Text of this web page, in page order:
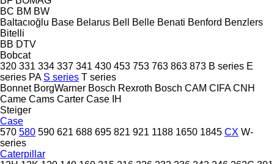
BC BM BW
Baltacıoğlu Base Belarus Bell Belle Benati Benford Benzlers
Bitelli
BB DTV
Bobcat
320 331 334 337 341 430 453 753 763 863 873 B series E
series PA S series T series
Bonnet BorgWarner Bosch Rexroth Bosch CAM CIFA CNH
Came Cams Carter Case IH
Steiger
Case
570 580 590 621 688 695 821 921 1188 1650 1845 CX W-
series
Caterpillar